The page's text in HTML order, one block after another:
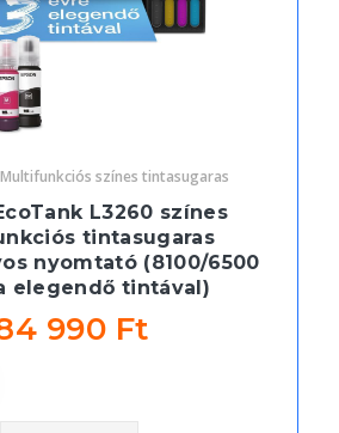
színes tintasugaras
L3260 színes
tintasugaras
nyomtató (8100/6500
elegendő tintával)
990 Ft